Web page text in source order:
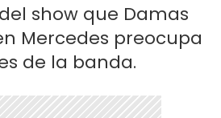
show que Damas
Mercedes preocupa
de la banda.